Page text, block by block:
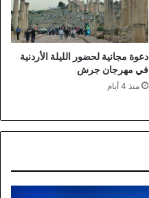
دعوة مجانية لحضور الليلة الأردنية
في مهرجان جرش
منذ 4 أيام